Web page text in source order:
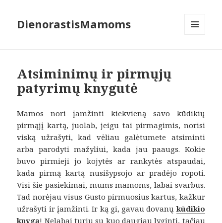
DienorastisMamoms
Atsiminimų ir pirmųjų
patyrimų knygutė
Mamos nori įamžinti kiekvieną savo kūdikių
pirmąjį kartą, juolab, jeigu tai pirmagimis, norisi
viską užrašyti, kad vėliau galėtumete atsiminti
arba parodyti mažyliui, kada jau paaugs. Kokie
buvo pirmieji jo kojytės ar rankytės atspaudai,
kada pirmą kartą nusišypsojo ar pradėjo ropoti.
Visi šie pasiekimai, mums mamoms, labai svarbūs.
Tad norėjau visus Gusto pirmuosius kartus, kažkur
užrašyti ir įamžinti. Ir ką gi, gavau dovanųkūdikio
knygą! Nelabai turiu su kuo daugiau lyginti, tačiau